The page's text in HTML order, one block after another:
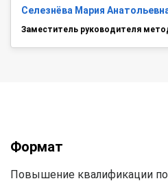
Селезнёва Мария
Заместитель руководителя
Формат
Повышение квалификации по